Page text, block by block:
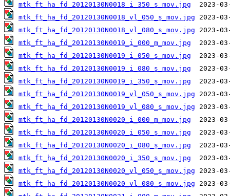
mtk_ft_ha_fd_20120130N0018_i_350_s_mov.jpg
mtk_ft_ha_fd_20120130N0018_vl_050_s_mov.jpg
mtk_ft_ha_fd_20120130N0018_vl_080_s_mov.jpg
mtk_ft_ha_fd_20120130N0019_i_000_m_mov.jpg
mtk_ft_ha_fd_20120130N0019_i_050_s_mov.jpg
mtk_ft_ha_fd_20120130N0019_i_080_s_mov.jpg
mtk_ft_ha_fd_20120130N0019_i_350_s_mov.jpg
mtk_ft_ha_fd_20120130N0019_vl_050_s_mov.jpg
mtk_ft_ha_fd_20120130N0019_vl_080_s_mov.jpg
mtk_ft_ha_fd_20120130N0020_i_000_m_mov.jpg
mtk_ft_ha_fd_20120130N0020_i_050_s_mov.jpg
mtk_ft_ha_fd_20120130N0020_i_080_s_mov.jpg
mtk_ft_ha_fd_20120130N0020_i_350_s_mov.jpg
mtk_ft_ha_fd_20120130N0020_vl_050_s_mov.jpg
mtk_ft_ha_fd_20120130N0020_vl_080_s_mov.jpg